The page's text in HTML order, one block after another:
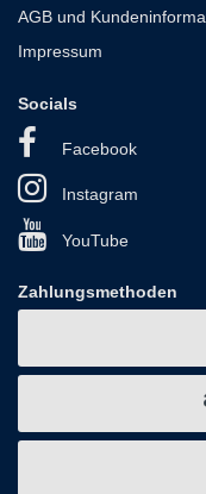
AGB und
Impressum
Socials
Facebook
Instagram
YouTube
Zahlungsmethoden